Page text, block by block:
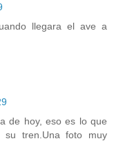
llegara el ave a
de hoy, eso es lo que
su tren.Una foto muy